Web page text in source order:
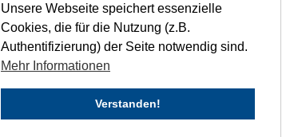
Unsere Webseite speichert essenzielle
Cookies, die für die Nutzung (z.B.
Authentifizierung) der Seite notwendig sind.
Mehr Informationen
Verstanden!